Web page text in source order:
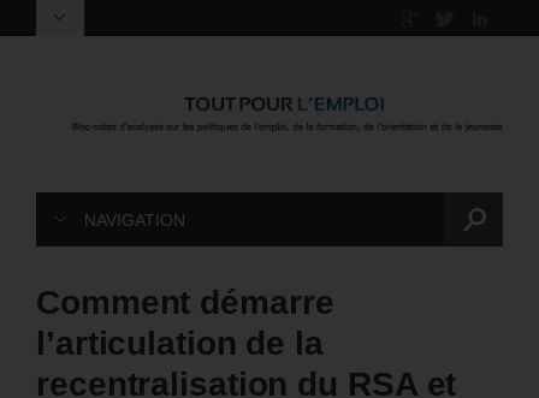
NAVIGATION
Comment démarre
l’articulation de la
recentralisation du RSA et